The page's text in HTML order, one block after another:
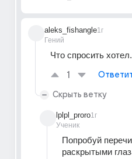
aleks_fishangle
Гений
1г
Что спросить хотел.
1
Скрыть ветку
lplpl_proro
Ученик
1г
Попробуй
раскрытыми